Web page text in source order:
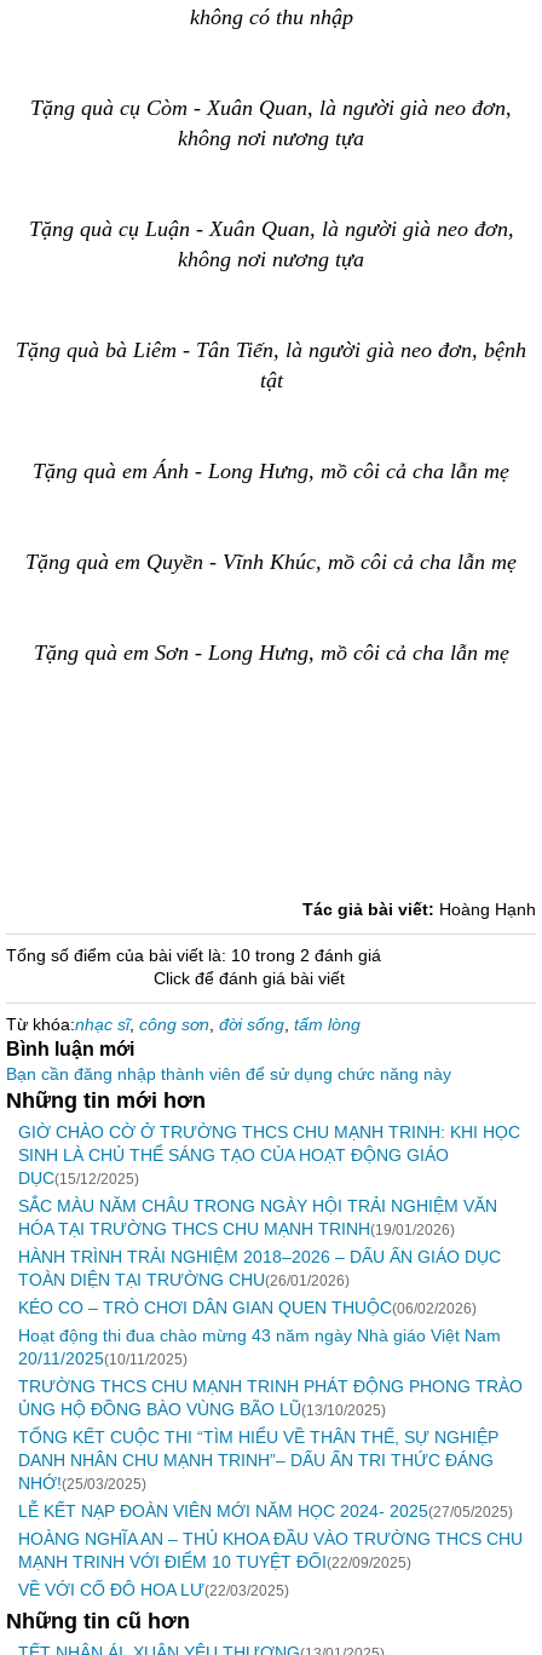
không có thu nhập
Tặng quà cụ Còm - Xuân Quan, là người già neo đơn,
không nơi nương tựa
Tặng quà cụ Luận - Xuân Quan, là người già neo đơn,
không nơi nương tựa
Tặng quà bà Liêm - Tân Tiến, là người già neo đơn, bệnh
tật
Tặng quà em Ánh - Long Hưng, mồ côi cả cha lẫn mẹ
Tặng quà em Quyền - Vĩnh Khúc, mồ côi cả cha lẫn mẹ
Tặng quà em Sơn - Long Hưng, mồ côi cả cha lẫn mẹ
Tác giả bài viết: Hoàng Hạnh
Tổng số điểm của bài viết là: 10 trong 2 đánh giá
Click để đánh giá bài viết
Từ khóa:nhạc sĩ, công sơn đời sống tấm lòng
Bình luận mới
Bạn cần đăng nhập thành viên để sử dụng chức năng này
Những tin mới hơn
GIỜ CHÀO CỜ Ở TRƯỜNG THCS CHU MẠNH TRINH: KHI HỌC
SINH LÀ CHỦ THỂ SÁNG TẠO CỦA HOẠT ĐỘNG GIÁO
DỤC(15/12/2025)
SẮC MÀU NĂM CHÂU TRONG NGÀY HỘI TRẢI NGHIỆM VĂN
HÓA TẠI TRƯỜNG THCS CHU MẠNH TRINH(19/01/2026)
HÀNH TRÌNH TRẢI NGHIỆM 2018–2026 – DẤU ẤN GIÁO DỤC
TOÀN DIỆN TẠI TRƯỜNG CHU(26/01/2026)
KÉO CO – TRÒ CHƠI DÂN GIAN QUEN THUỘC(06/02/2026)
Hoạt động thi đua chào mừng 43 năm ngày Nhà giáo Việt Nam
20/11/2025(10/11/2025)
TRƯỜNG THCS CHU MẠNH TRINH PHÁT ĐỘNG PHONG TRÀO
ỦNG HỘ ĐỒNG BÀO VÙNG BÃO LŨ(13/10/2025)
TỔNG KẾT CUỘC THI “TÌM HIỂU VỀ THÂN THẾ, SỰ NGHIỆP
DANH NHÂN CHU MẠNH TRINH”– DẤU ẤN TRI THỨC ĐÁNG
NHỚ!(25/03/2025)
LỄ KẾT NẠP ĐOÀN VIÊN MỚI NĂM HỌC 2024- 2025(27/05/2025)
HOÀNG NGHĨA AN – THỦ KHOA ĐẦU VÀO TRƯỜNG THCS CHU
MẠNH TRINH VỚI ĐIỂM 10 TUYỆT ĐỐI(22/09/2025)
VỀ VỚI CỐ ĐÔ HOA LƯ(22/03/2025)
Những tin cũ hơn